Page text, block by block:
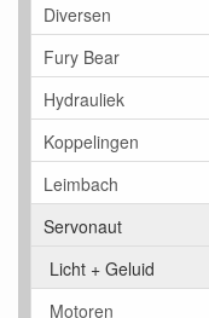
Diversen
Fury Bear
Hydrauliek
Koppelingen
Leimbach
Servonaut
Licht + Geluid
Motoren